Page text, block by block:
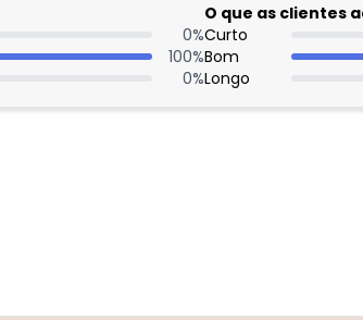
0%
100%
0%
O que as clientes
Curto
Bom
Longo